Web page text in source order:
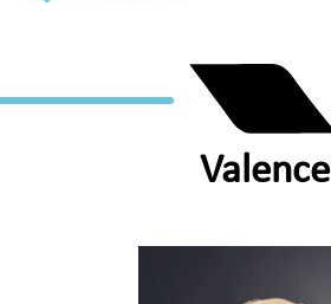
Valence